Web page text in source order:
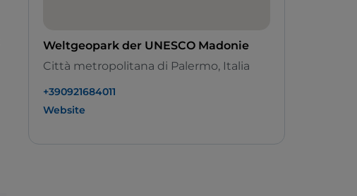
Weltgeopark der UNESCO Madonie
Città metropolitana di Palermo, Italia
+390921684011
Website